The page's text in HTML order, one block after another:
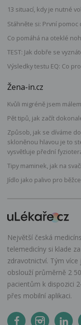
13 situací, kdy je nutné
Stáhněte si: První pomoc
Co pomáhá na oteklé
TEST: Jak dobře se
Výsledky testu EQ: Co
Žena-in.cz
Kvůli migréně jsem
Pět tipů, jak začít
Způsob, jak se díváme
skloněnou hlavou je to
vysvětluje přední
Tipy maminek, jak na
Jídlo jako palivo pro
Největší česká
telemedicíny si klade
zdravotnictví. Tým
obslouží průměrně 2
pacientům k dispozici
přes mobilní aplikaci.